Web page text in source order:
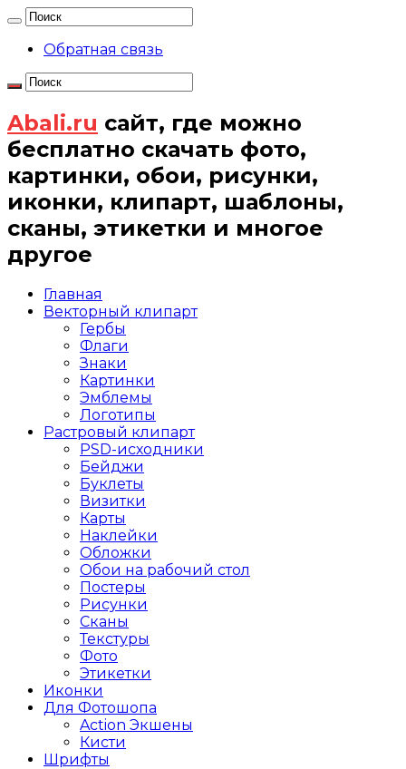
Обратная связь
Abali.ru сайт, где можно
бесплатно скачать фото,
картинки, обои, рисунки,
иконки, клипарт, шаблоны,
сканы, этикетки и многое
другое
Главная
Векторный клипарт
Гербы
Флаги
Знаки
Картинки
Эмблемы
Логотипы
Растровый клипарт
PSD-исходники
Бейджи
Буклеты
Визитки
Карты
Наклейки
Обложки
Обои на рабочий стол
Постеры
Рисунки
Сканы
Текстуры
Фото
Этикетки
Иконки
Для Фотошопа
Action Экшены
Кисти
Шрифты